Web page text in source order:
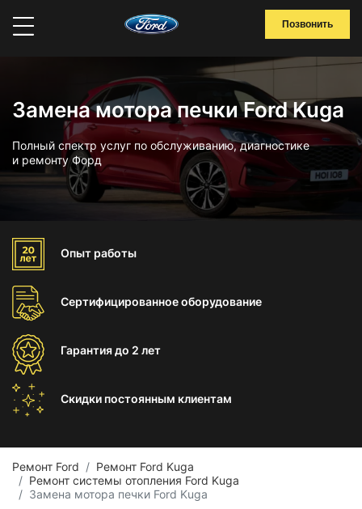
Позвонить
Замена мотора печки Ford Kuga
Полный спектр услуг по обслуживанию, диагностике
и ремонту Форд
Опыт работы
Сертифицированноеоборудование
Гарантиядо 2 лет
Скидки постоянным клиентам
Ремонт Ford
Ремонт Ford Kuga
Ремонт системы отопления Ford Kuga
Замена мотора печки Ford Kuga